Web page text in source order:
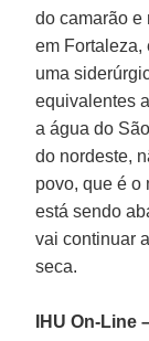
do camarão
em
uma
equivalentes
a água do
do nordeste,
povo, que é o
está sendo
vai continuar
seca.
IHU On-